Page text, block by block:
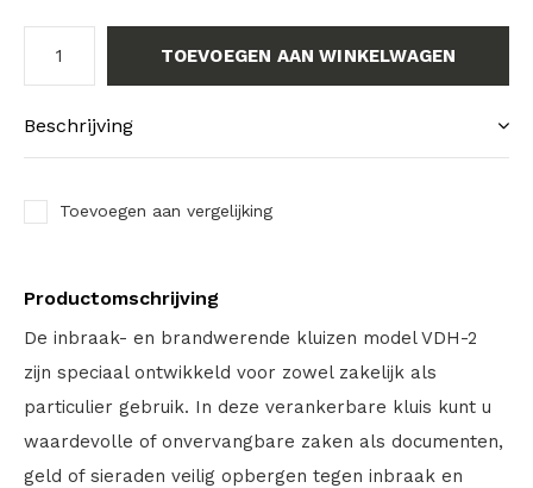
TOEVOEGEN AAN WINKELWAGEN
Beschrijving
Toevoegen aan vergelijking
Productomschrijving
De inbraak- en brandwerende kluizen model VDH-2
zijn speciaal ontwikkeld voor zowel zakelijk als
particulier gebruik. In deze verankerbare kluis kunt u
waardevolle of onvervangbare zaken als documenten,
geld of sieraden veilig opbergen tegen inbraak en